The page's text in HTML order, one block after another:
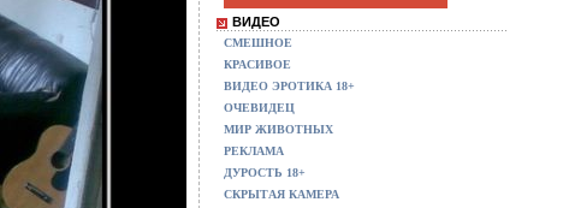
ВИДЕО
СМЕШНОЕ
КРАСИВОЕ
ВИДЕО ЭРОТИКА 18+
ОЧЕВИДЕЦ
МИР ЖИВОТНЫХ
РЕКЛАМА
ДУРОСТЬ 18+
СКРЫТАЯ КАМЕРА